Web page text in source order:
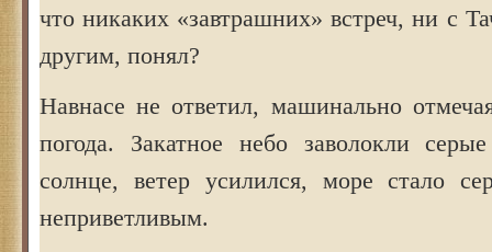
что никаких «завтрашних» встреч, ни с
другим, понял?
Навнасе не ответил, машинально
погода. Закатное небо заволокли
солнце, ветер усилился, море стало
неприветливым.